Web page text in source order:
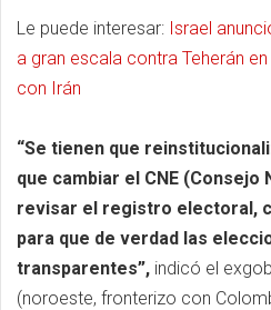
Le puede interesar: Israel
a gran escala contra Teherán
con Irán
“Se tienen que
que cambiar el CNE (Consejo
revisar el registro electoral,
para que de verdad las
transparentes”, indicó el
(noroeste, fronterizo con